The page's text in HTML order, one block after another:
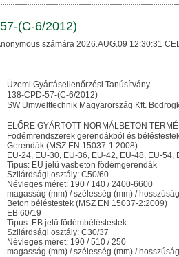
(C-6/2012)
számára 2026.AUG.09 12:30:31
Üzemi Gyártásellenőrzési Tanúsítvány
138-CPD-57-(C-6/2012)
SW Umwelttechnik Magyarország Kft.
ELŐRE GYÁRTOTT NORMÁLBETON
Födémrendszerek gerendákból és
Gerendák (MSZ EN 15037-1:2008)
EU-24, EU-30, EU-36, EU-42, EU-48, EU-54,
Típus: EU jelű vasbeton födémgerendák
Szilárdsági osztály: C50/60
Névleges méret: 190 / 140 / 2400-6600
magasság (mm) / szélesség (mm) /
Beton béléstestek (MSZ EN 15037-2:2009)
EB 60/19
Típus: EB jelű födémbéléstestek
Szilárdsági osztály: C30/37
Névleges méret: 190 / 510 / 250
magasság (mm) / szélesség (mm) /